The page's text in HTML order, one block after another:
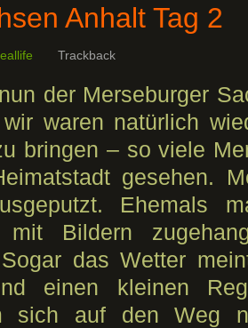
Anhalt Tag 2
Trackback
der Merseburger
waren natürlich
bringen – so viele
gesehen.
Ehemals
mit Bildern
das Wetter
einen kleinen
sich auf den Weg